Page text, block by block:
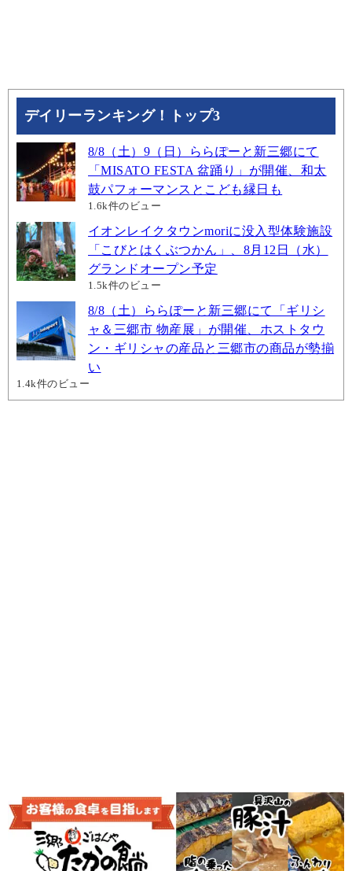
デイリーランキング！トップ3
8/8（土）9（日）ららぽーと新三郷にて
「MISATO FESTA 盆踊り」が開催、和太
鼓パフォーマンスとこども縁日も
1.6k件のビュー
イオンレイクタウンmoriに没入型体験施設
「こびとはくぶつかん」、8月12日（水）
グランドオープン予定
1.5k件のビュー
8/8（土）ららぽーと新三郷にて「ギリシ
ャ＆三郷市 物産展」が開催、ホストタウ
ン・ギリシャの産品と三郷市の商品が勢揃
い
1.4k件のビュー